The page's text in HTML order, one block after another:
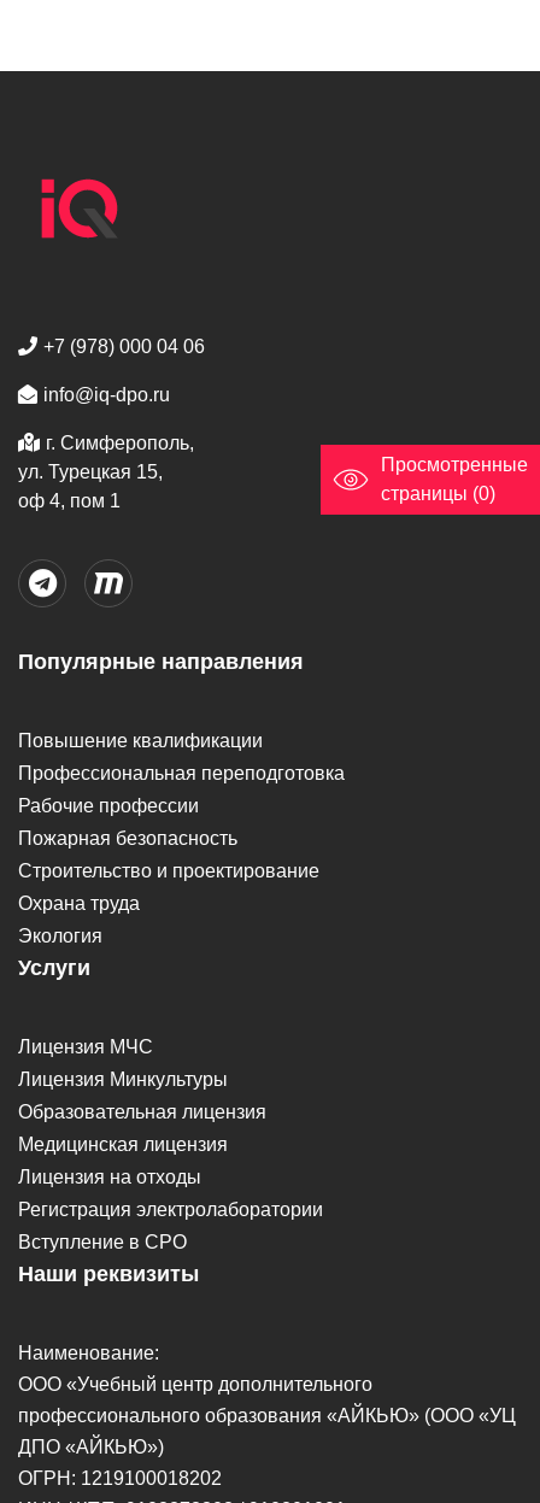
+7 (978) 000 04 06
info@iq-dpo.ru
г. Симферополь,
ул. Турецкая 15,
оф 4, пом 1
Популярные направления
Повышение квалификации
Профессиональная переподготовка
Рабочие профессии
Пожарная безопасность
Строительство и проектирование
Охрана труда
Экология
Услуги
Лицензия МЧС
Лицензия Минкультуры
Образовательная лицензия
Медицинская лицензия
Лицензия на отходы
Регистрация электролаборатории
Вступление в СРО
Наши реквизиты
Наименование:
ООО «Учебный центр дополнительного
профессионального образования «АЙКЬЮ» (ООО «УЦ
ДПО «АЙКЬЮ»)
ОГРН: 1219100018202
Просмотренные
страницы (0)